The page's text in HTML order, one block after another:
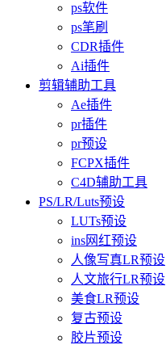
ps软件
ps笔刷
CDR插件
Ai插件
剪辑辅助工具
Ae插件
pr插件
pr预设
FCPX插件
C4D辅助工具
PS/LR/Luts预设
LUTs预设
ins网红预设
人像写真LR预设
人文旅行LR预设
美食LR预设
复古预设
胶片预设